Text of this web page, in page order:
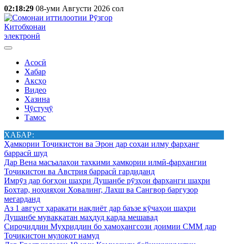
02:18:29 08-уми Августи 2026 сол
Китобхонаи
электронӣ
Асосӣ
Хабар
Аксҳо
Видео
Хазина
Ҷӯстуҷӯ
Тамос
ХАБАР:
Ҳамкории Тоҷикистон ва Эрон дар соҳаи илму фарҳанг
баррасӣ шуд
Дар Вена масъалаҳои таҳкими ҳамкории илмӣ-фарҳангии
Тоҷикистон ва Австрия баррасӣ гардиданд
Имрӯз дар боғҳои шаҳри Душанбе рӯзҳои фарҳанги шаҳри
Бохтар, ноҳияҳои Ховалинг, Лахш ва Сангвор баргузор
мегарданд
Аз 1 август ҳаракати нақлиёт дар баъзе кӯчаҳои шаҳри
Душанбе муваққатан маҳдуд карда мешавад
Сироҷиддин Муҳриддин бо ҳамоҳангсози доимии СММ дар
Тоҷикистон мулоқот намуд